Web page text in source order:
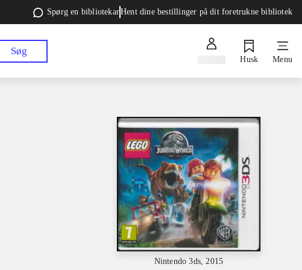
Spørg en bibliotekarHent dine bestillinger på dit foretrukne bibliotek
Søg
Husk Menu
Nintendo 3ds, 2015